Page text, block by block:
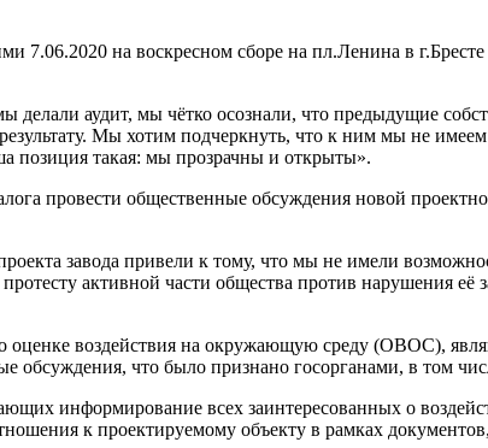
7.06.2020 на воскресном сборе на пл.Ленина в
аудит, мы чётко осознали, что предыдущие
Мы хотим подчеркнуть, что к ним мы не
позиция такая: мы прозрачны и открыты».
провести общественные обсуждения новой
завода привели к тому, что мы не имели
активной части общества против нарушения её
воздействия на окружающую среду (ОВОС),
что было признано госорганами, в том
информирование всех заинтересованных о
к проектируемому объекту в рамках